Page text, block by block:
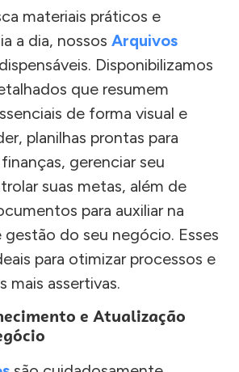
materiais práticos e
a dia, nossos Arquivos
Disponibilizamos
que resumem
de forma visual e
planilhas prontas para
gerenciar seu
suas metas, além de
para auxiliar na
do seu negócio. Esses
para otimizar processos e
mais assertivas.
e Atualização